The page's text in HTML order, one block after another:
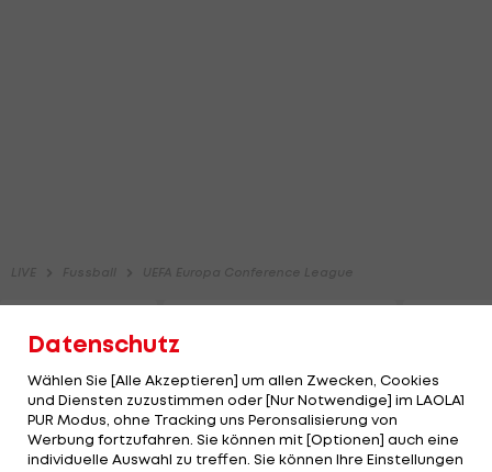
Datenschutz
Wählen Sie [Alle Akzeptieren] um allen Zwecken, Cookies
und Diensten zuzustimmen oder [Nur Notwendige] im LAOLA1
PUR Modus, ohne Tracking uns Peronsalisierung von
Werbung fortzufahren. Sie können mit [Optionen] auch eine
individuelle Auswahl zu treffen. Sie können Ihre Einstellungen